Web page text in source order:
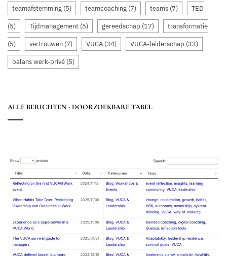
teamafstemming (5) teamcoaching (7) teams (7) TED
(5) Tijdmanagement (5) gereedschap (17) transformatie
(5) vertrouwen (7) VUCA (34) VUCA-leiderschap (33)
balans werk-privé (5)
ALLE BERICHTEN - DOORZOEKBARE TABEL